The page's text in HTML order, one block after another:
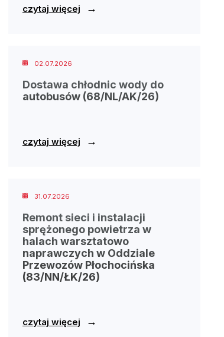
czytaj więcej →
02.07.2026
Dostawa chłodnic wody do
autobusów (68/NL/AK/26)
czytaj więcej →
31.07.2026
Remont sieci i instalacji
sprężonego powietrza w
halach warsztatowo
naprawczych w Oddziale
Przewozów Płochocińska
(83/NN/ŁK/26)
czytaj więcej →